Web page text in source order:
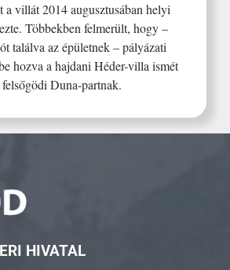
a villát 2014 augusztusában helyi
Többekben felmerült, hogy –
találva az épületnek – pályázati
hozva a hajdani Héder-villa ismét
Duna-partnak.
HIVATAL